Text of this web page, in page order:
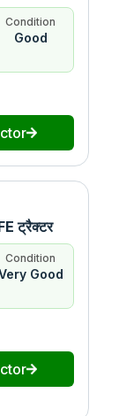
Condition
Good
ट्रैक्टर
Condition
Good